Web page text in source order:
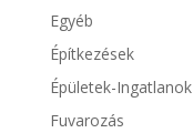
Egyéb
Építkezések
Épületek-Ingatlanok
Fuvarozás